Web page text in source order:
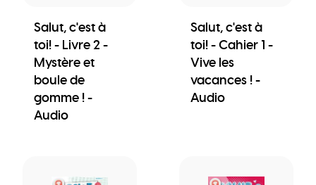
Salut, c'est à
toi! - Livre 2 -
Mystère et
boule de
gomme ! -
Audio
Salut, c'est à
toi! - Cahier 1 -
Vive les
vacances ! -
Audio